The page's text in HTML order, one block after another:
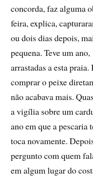
concorda, faz alguma
feira, explica,
ou dois dias depois,
pequena. Teve um
arrastadas a esta
comprar o peixe
não acabava mais.
a vigília sobre um
ano em que a
toca novamente.
pergunto com quem
em algum lugar do